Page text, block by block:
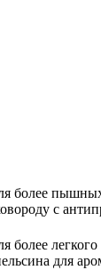
более
с
более
для